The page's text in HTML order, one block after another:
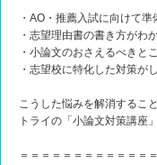
・AO・推薦入試に向けて
・志望理由書の書き方がわ
・小論文のおさえるべきと
・志望校に特化した対策
こうした悩みを解消するこ
トライの「小論文対策講座
＝＝＝＝＝＝＝＝＝＝＝＝